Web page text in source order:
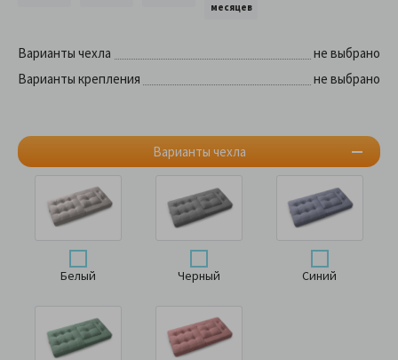
месяцев
Варианты чехла
не выбрано
Варианты крепления
не выбрано
Варианты чехла
Белый Черный Синий